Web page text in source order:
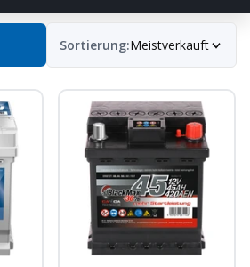
Sortierung:Meistverkauft